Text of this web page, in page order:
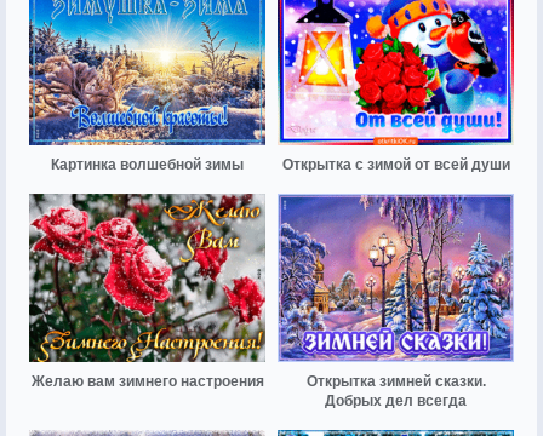
Картинка волшебной зимы Открытка с зимой от всей души
Желаю вам зимнего настроения
Открытка зимней сказки.
Добрых дел всегда